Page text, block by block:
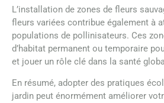
L’installation de zones de fleurs
fleurs variées contribue également à
populations de pollinisateurs. Ces
d’habitat permanent ou temporaire
et jouer un rôle clé dans la santé
En résumé, adopter des pratiques
jardin peut énormément améliorer